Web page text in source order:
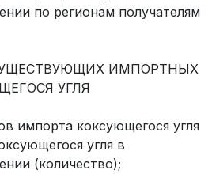
по регионам получателям
ИМПОРТНЫХ
УГЛЯ
импорта коксующегося угля
угля в
(количество);